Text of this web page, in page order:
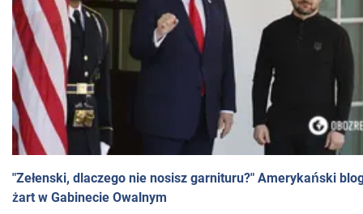
"Zełenski, dlaczego nie nosisz garnituru?" Amerykański
żart w Gabinecie Owalnym